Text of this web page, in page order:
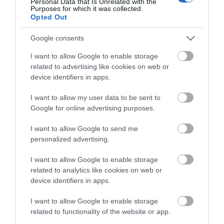
Purposes for which it was collected.
Opted Out
Google consents
I want to allow Google to enable storage
related to advertising like cookies on web or
device identifiers in apps.
I want to allow my user data to be sent to
Google for online advertising purposes.
I want to allow Google to send me
personalized advertising.
I want to allow Google to enable storage
related to analytics like cookies on web or
device identifiers in apps.
I want to allow Google to enable storage
related to functionality of the website or app.
επιβάτες
07.08.2026 | 11:15
Έκτακτη διακοπή νερού τώρα
στην παραλία Αυλίδας
07.08.2026 | 11:00
Η Κύμη στο επίκεντρο της
γαστρονομίας – Σήμερα η μεγάλη
έναρξη!
07.08.2026 | 10:45
έφτασαν σε αυτό το χωριό της
Εύβοιας;
07.08.2026 | 10:30
Συγκλονίζει μαρτυρία εθελοντή
στην Εύβοια: Ετσι σώθηκε το
Προκόπι από τη μεγάλη φωτιά